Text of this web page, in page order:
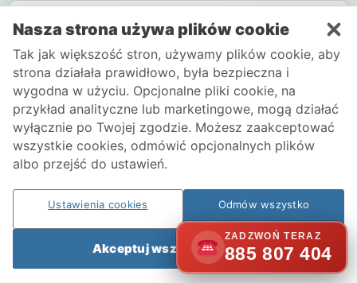
Chip tuning Głogów
Chip tuning Głogów i okolice. Remap ECU, Stage 1,
diagnostyka, diagnostyka ECU, telefon 885807404.
Usuwanie DPF Jawor
Usuwanie DPF Jawor i okolice. Diagnostyka filtra, EGR i
Usuwanie EGR Jawor
ZADZWOŃ TERAZ
885 807 404
Nasza strona używa plików cookie
Tak jak większość stron, używamy plików cookie, aby
strona działała prawidłowo, była bezpieczna i
wygodna w użyciu. Opcjonalne pliki cookie, na
przykład analityczne lub marketingowe, mogą działać
wyłącznie po Twojej zgodzie. Możesz zaakceptować
wszystkie cookies, odmówić opcjonalnych plików
albo przejść do ustawień.
Akceptuj wszystkie cookies
Odmów wszystko
Ustawienia cookies